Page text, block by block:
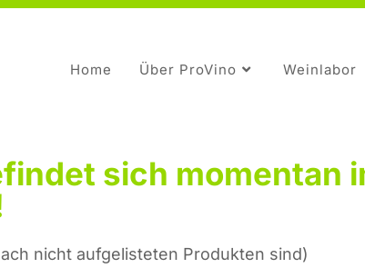
Home Über ProVino Weinlabor
sich momentan
nicht aufgelisteten Produkten sind)